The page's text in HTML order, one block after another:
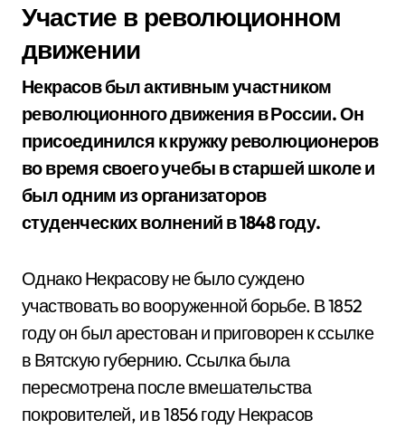
Участие в революционном
движении
Некрасов был активным участником
революционного движения в России. Он
присоединился к кружку революционеров
во время своего учебы в старшей школе и
был одним из организаторов
студенческих волнений в 1848 году.
Однако Некрасову не было суждено
участвовать во вооруженной борьбе. В 1852
году он был арестован и приговорен к ссылке
в Вятскую губернию. Ссылка была
пересмотрена после вмешательства
покровителей, и в 1856 году Некрасов